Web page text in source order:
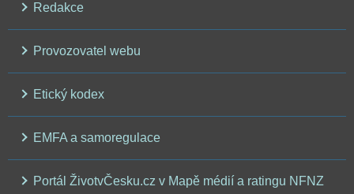
Redakce
Provozovatel webu
Etický kodex
EMFA a samoregulace
Portál ŽivotvČesku.cz v Mapě médií a ratingu NFNZ